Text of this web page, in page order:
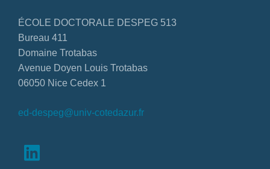
ÉCOLE DOCTORALE DESPEG 513
Bureau 411
Domaine Trotabas
Avenue Doyen Louis Trotabas
06050 Nice Cedex 1
ed-despeg@univ-cotedazur.fr